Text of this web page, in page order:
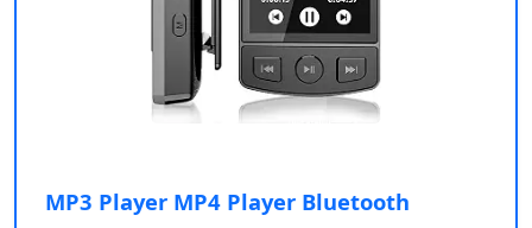
MP3 Player MP4 Player Bluetooth